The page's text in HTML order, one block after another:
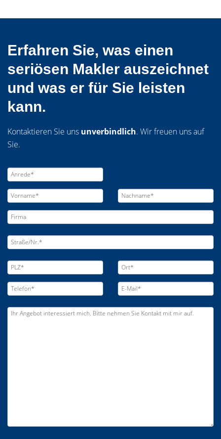
Erfahren Sie, was einen
seriösen Makler auszeichnet
und was er für Sie leisten
kann.
Kontaktieren Sie uns unverbindlich. Wir freuen uns auf
Sie.